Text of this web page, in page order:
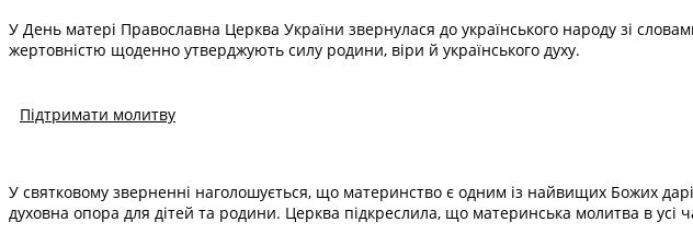
У День матері Православна Церква України звернулася до українського народу зі
жертовністю щоденно утверджують силу родини, віри й українського духу.
Підтримати молитву
У святковому зверненні наголошується, що материнство є одним із найвищих Божих
духовна опора для дітей та родини. Церква підкреслила, що материнська молитва в усі